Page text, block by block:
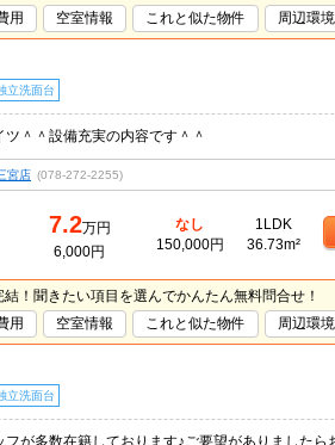
用
空室情報 これと似た物件 周辺環境
立洗面台
＾＾設備充実の内容です＾＾
宮店 (078-272-2255)
7.2万円
6,000円
なし
150,000円
1LDK
36.73m²
結！聞きたい項目を選んでかんたん無料問合せ！
用
空室情報 これと似た物件 周辺環境
立洗面台